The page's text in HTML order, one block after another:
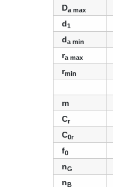
Da max
d1
da min
ra max
rmin
m
Cr
C0r
f0
nG
nB